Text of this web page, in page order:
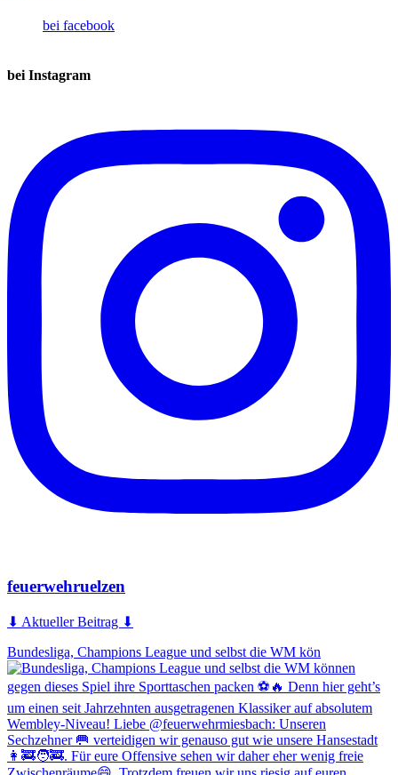
bei facebook
bei Instagram
feuerwehruelzen
⬇ Aktueller Beitrag ⬇
Bundesliga, Champions League und selbst die WM kön